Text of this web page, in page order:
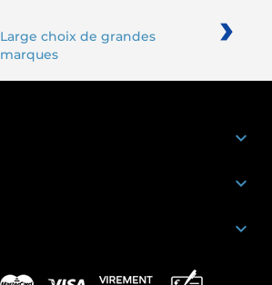
Large choix de grandes
marques
›


